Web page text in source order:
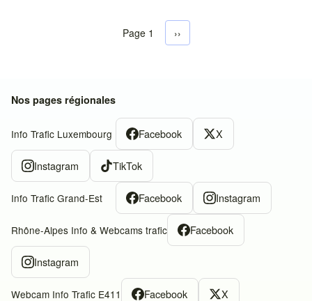
Pagination
Page 1 Next page
››
Nos pages régionales
Info Trafic Luxembourg Facebook X
Instagram TikTok
Info Trafic Grand-Est Facebook Instagram
Rhône-Alpes Info & Webcams trafic Facebook
Instagram
Webcam Info Trafic E411 Facebook X